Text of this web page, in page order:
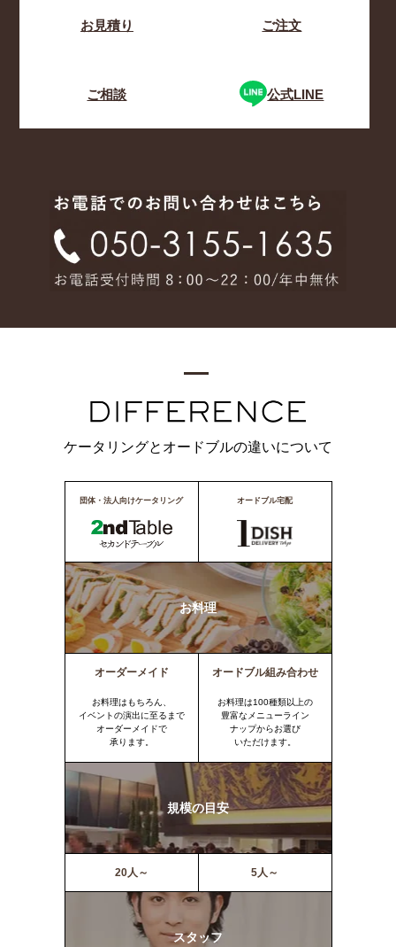
お見積り ご注文
ご相談 公式LINE
ケータリングとオードブルの違いについて
団体・法人向けケータリング オードブル宅配
お料理
オーダーメイド
お料理はもちろん、
イベントの演出に至るまで
オーダーメイドで
承ります。
オードブル組み合わせ
お料理は100種類以上の
豊富なメニューライン
ナップからお選び
いただけます。
規模の目安
20人～ 5人～
スタッフ